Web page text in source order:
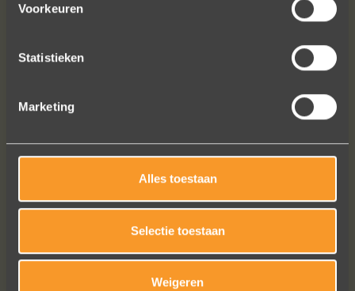
Voorkeuren
Statistieken
Marketing
Alles toestaan
Selectie toestaan
Weigeren